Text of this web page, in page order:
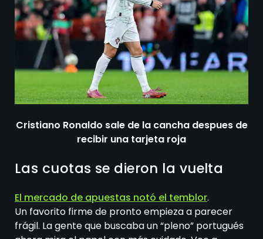
Cristiano Ronaldo sale de la cancha despues de
recibir una tarjeta roja
Las cuotas se dieron la vuelta
El mercado de apuestas notó el temblor.
Un favorito firme de pronto empieza a parecer
frágil. La gente que buscaba un “pleno” portugués